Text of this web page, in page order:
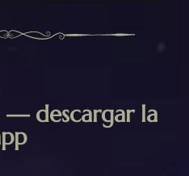
— descargar la